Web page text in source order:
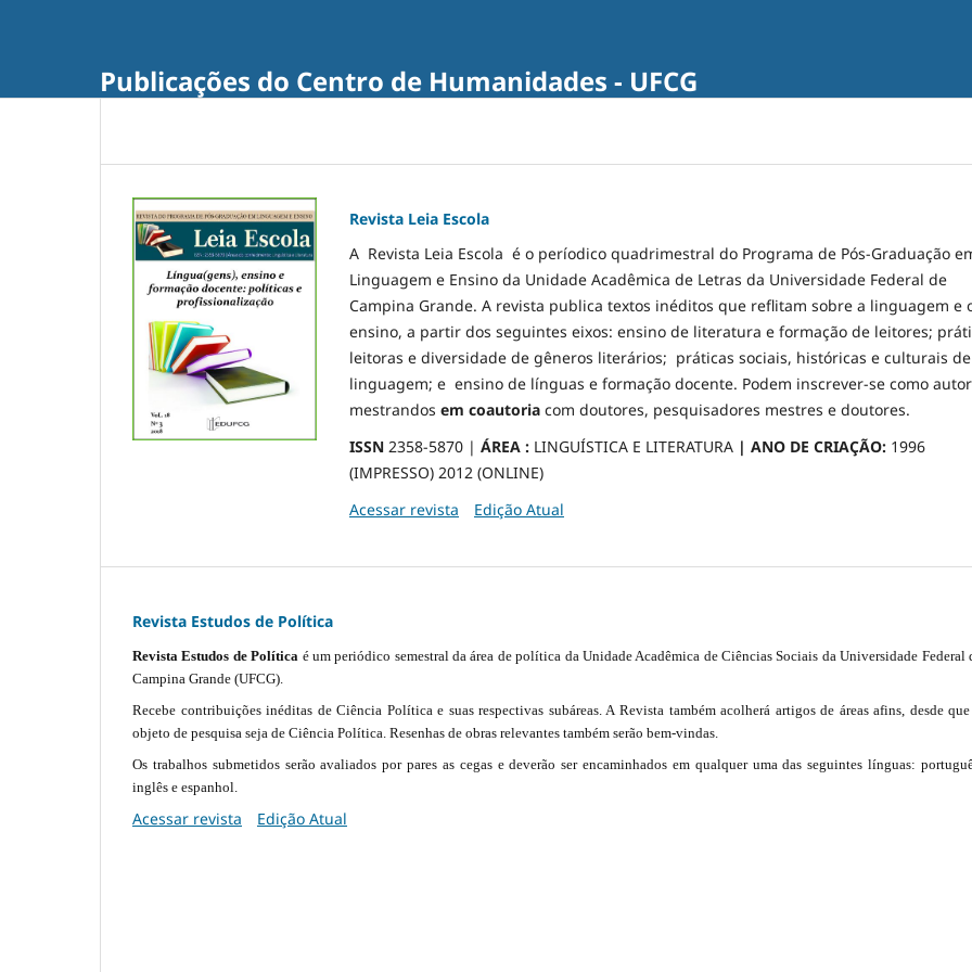
Publicações do Centro de Humanidades - UFCG
Revista Leia Escola
A Revista Leia Escola é o períodico quadrimestral do Programa de Pós-Graduação
Linguagem e Ensino da Unidade Acadêmica de Letras da Universidade Federal de
Campina Grande. A revista publica textos inéditos que reflitam sobre a linguagem e
ensino, a partir dos seguintes eixos: ensino de literatura e formação de leitores;
leitoras e diversidade de gêneros literários; práticas sociais, históricas e culturais de
linguagem; e ensino de línguas e formação docente. Podem inscrever-se como
mestrandos em coautoria com doutores, pesquisadores mestres e doutores.
ISSN 2358-5870 | ÁREA : LINGUÍSTICA E LITERATURA | ANO DE CRIAÇÃO: 1996
(IMPRESSO) 2012 (ONLINE)
Acessar revista
Edição Atual
Revista Estudos de Política
Revista Estudos de Política é um periódico semestral daárea de política da Unidade Acadêmica de Ciências Sociais da Universidade Federal
Campina Grande (UFCG).
Recebe contribuições inéditas de Ciência Política e suas respectivas subáreas. A Revista também acolherá artigos de áreas afins, desde
objeto de pesquisa seja de Ciência Política. Resenhas de obras relevantes também serão bem-vindas.
Os trabalhos submetidos serão avaliados por pares as cegas e deverão ser encaminhados em qualquer uma das seguintes línguas:
inglês e espanhol.
Acessar revista Edição Atual